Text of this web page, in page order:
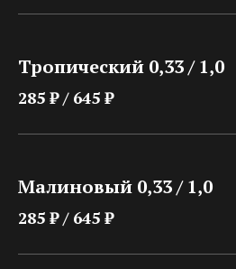
Тропический 0,33 / 1,0
285 ₽ / 645 ₽
Малиновый 0,33 / 1,0
285 ₽ / 645 ₽